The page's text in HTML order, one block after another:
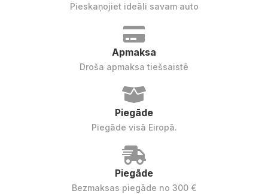
Pieskaņojiet ideāli savam auto
Apmaksa
Droša apmaksa tiešsaistē
Piegāde
Piegāde visā Eiropā.
Piegāde
Bezmaksas piegāde no 300 €